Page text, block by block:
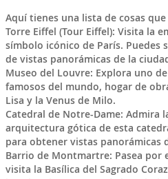
Aquí tienes una lista de cosas
Torre Eiffel (Tour Eiffel): Visita la
símbolo icónico de París.
de vistas panorámicas de la
Museo del Louvre: Explora uno
famosos del mundo, hogar de
Lisa y la Venus de Milo.
Catedral de Notre-Dame: Admira
arquitectura gótica de esta
para obtener vistas panorámicas
Barrio de Montmartre: Pasea por
visita la Basílica del Sagrado